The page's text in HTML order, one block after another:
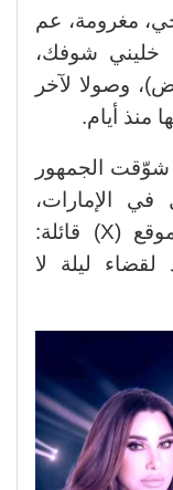
مغرومة، عم
خليني شوفك،
وصولا لآخر
منذ أيام.
شوّقت الجمهور
في الإمارات،
ونشرت في حسابها الرسمي بموقع (X) قائلة:
ليلة لا